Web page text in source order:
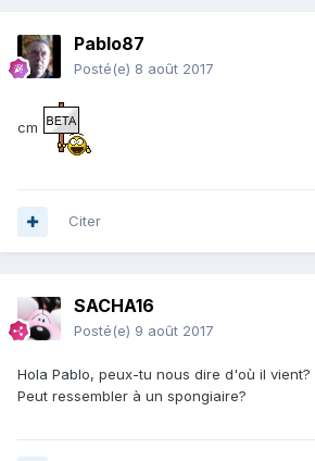
Pablo87
Posté(e) 8 août 2017
cm
Citer
SACHA16
Posté(e) 9 août 2017
Hola Pablo, peux-tu nous dire d'où il vient?
Peut ressembler à un spongiaire?